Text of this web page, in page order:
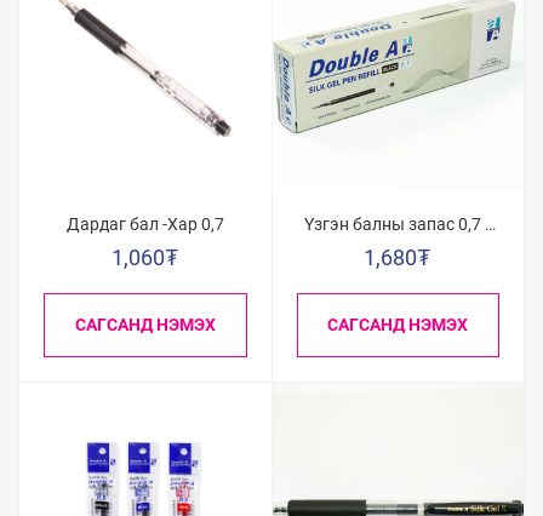
Дардаг бал -Хар 0,7
1,060₮
САГСАНД НЭМЭХ
Үзгэн балны запас 0,7 /
Хар/
1,680₮
САГСАНД НЭМЭХ